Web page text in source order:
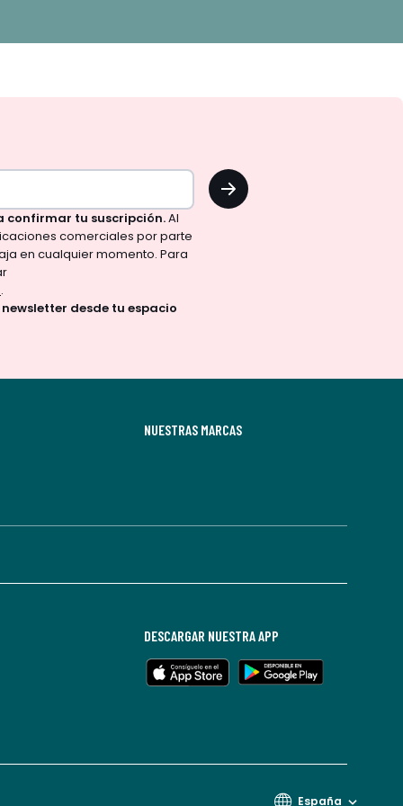
OK
confirmar tu suscripción.Al
comerciales por parte
en cualquier momento. Para
.
desde tu espacio
NUESTRAS MARCAS
DESCARGAR NUESTRA APP
España